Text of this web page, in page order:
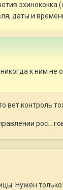
даты и
к ним не
вет.контроль
рос...
Нужен